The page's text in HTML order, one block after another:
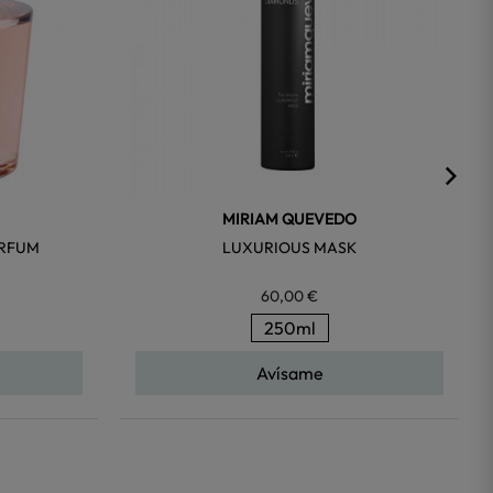
MIRIAM QUEVEDO
LUXURIOUS MASK
60,00 €
250ml
Avísame